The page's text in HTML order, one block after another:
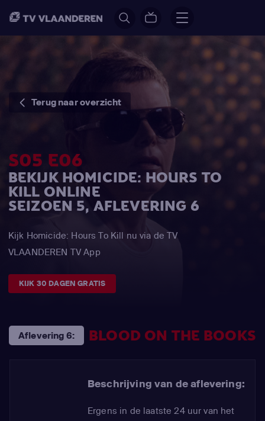
Terug naar overzicht
S05 E06
BEKIJK HOMICIDE: HOURS TO
KILL ONLINE
SEIZOEN 5, AFLEVERING 6
Kijk Homicide: Hours To Kill nu via de TV
VLAANDEREN TV App
KIJK 30 DAGEN GRATIS
Aflevering 6: BLOOD ON THE BOOKS
Beschrijving van de aflevering:
Ergens in de laatste 24 uur van het